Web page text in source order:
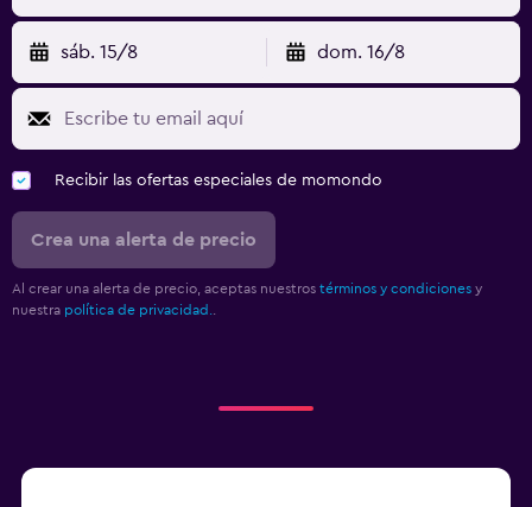
sáb. 15/8 dom. 16/8
Recibir las ofertas especiales de momondo
Crea una alerta de precio
Al crear una alerta de precio, aceptas nuestros términos y condiciones y
nuestra política de privacidad.